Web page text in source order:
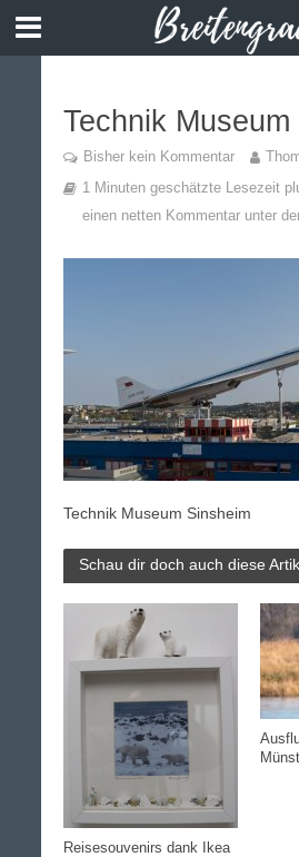
Technik
Bisher kein Kommentar
1 Minuten geschätzte Lesezeit
einen netten Kommentar unter
Technik Museum Sinsheim
Schau dir doch auch diese
Reisesouvenirs dank Ikea